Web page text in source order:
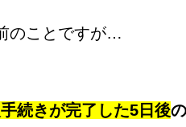
のことですが…
続きが完了した5日後